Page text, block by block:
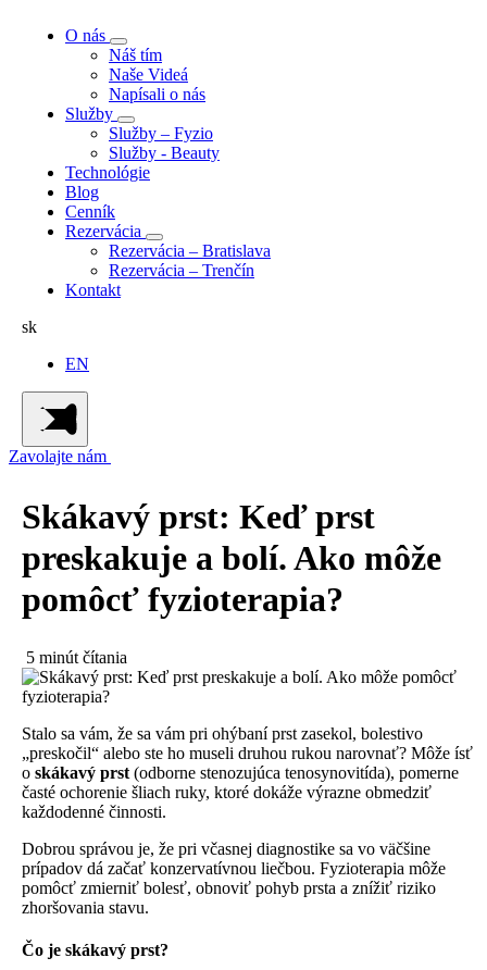
O nás
Náš tím
Naše Videá
Napísali o nás
Služby
Služby – Fyzio
Služby - Beauty
Technológie
Blog
Cenník
Rezervácia
Rezervácia – Bratislava
Rezervácia – Trenčín
Kontakt
sk
EN
Zavolajte nám
Skákavý prst: Keď prst
preskakuje a bolí. Ako môže
pomôcť fyzioterapia?
5 minút čítania
Stalo sa vám, že sa vám pri ohýbaní prst zasekol, bolestivo
„preskočil“ alebo ste ho museli druhou rukou narovnať? Môže ísť
o skákavý prst (odborne stenozujúca tenosynovitída), pomerne
časté ochorenie šliach ruky, ktoré dokáže výrazne obmedziť
každodenné činnosti.
Dobrou správou je, že pri včasnej diagnostike sa vo väčšine
prípadov dá začať konzervatívnou liečbou. Fyzioterapia môže
pomôcť zmierniť bolesť, obnoviť pohyb prsta a znížiť riziko
zhoršovania stavu.
Čo je skákavý prst?